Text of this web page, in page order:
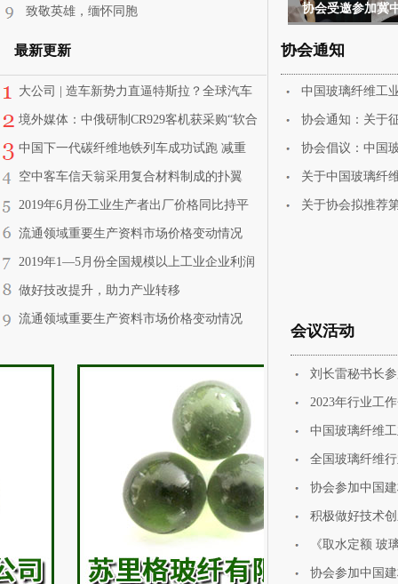
业布局可降解塑料
致敬英雄，缅怀同胞
协会通知
最新更新
中国玻璃纤维工
协会通知：关于
协会倡议：中国
关于中国玻璃纤
关于协会拟推荐
大公司 | 造车新势力直逼特斯拉？全球汽车
自动驾驶硬件排名新鲜出炉！
境外媒体：中俄研制CR929客机获采购“软合
同”
中国下一代碳纤维地铁列车成功试跑 减重
13%节能15%以上
空中客车信天翁采用复合材料制成的扑翼
2019年6月份工业生产者出厂价格同比持平
流通领域重要生产资料市场价格变动情况
（2019年6月21-30日）
2019年1—5月份全国规模以上工业企业利润
下降2.3% 降幅收窄
做好技改提升，助力产业转移
流通领域重要生产资料市场价格变动情况
会议活动
刘长雷秘书长
2023年行业工
中国玻璃纤维
全国玻璃纤维
协会参加中国
积极做好技术
《取水定额 玻
协会参加中国